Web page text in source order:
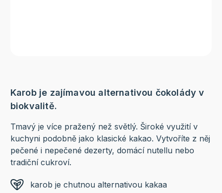
Karob je zajímavou alternativou čokolády v
biokvalitě.
Tmavý je více pražený než světlý. Široké využití v
kuchyni podobně jako klasické kakao. Vytvoříte z něj
pečené i nepečené dezerty, domácí nutellu nebo
tradiční cukroví.
karob je chutnou alternativou kakaa